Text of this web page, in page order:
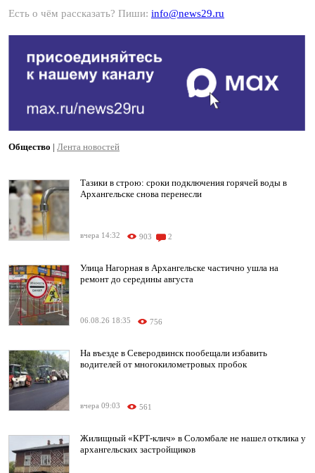
Есть о чём рассказать? Пиши: info@news29.ru
Общество | Лента новостей
Тазики в строю: сроки подключения горячей воды в
Архангельске снова перенесли
вчера 14:32 903 2
Улица Нагорная в Архангельске частично ушла на
ремонт до середины августа
06.08.26 18:35 756
На въезде в Северодвинск пообещали избавить
водителей от многокилометровых пробок
вчера 09:03 561
Жилищный «КРТ-клич» в Соломбале не нашел отклика у
архангельских застройщиков